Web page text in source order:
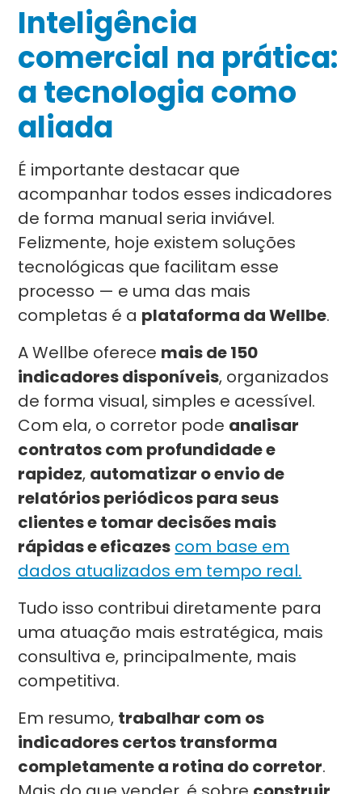
Inteligência
comercial na prática:
a tecnologia como
aliada
É importante destacar que
acompanhar todos esses indicadores
de forma manual seria inviável.
Felizmente, hoje existem soluções
tecnológicas que facilitam esse
processo — e uma das mais
completas é a plataforma da Wellbe.
A Wellbe oferece mais de 150
indicadores disponíveis, organizados
de forma visual, simples e acessível.
Com ela, o corretor pode analisar
contratos com profundidade e
rapidez, automatizar o envio de
relatórios periódicos para seus
clientes e tomar decisões mais
rápidas e eficazes com base em
dados atualizados em tempo real.
Tudo isso contribui diretamente para
uma atuação mais estratégica, mais
consultiva e, principalmente, mais
competitiva.
Em resumo, trabalhar com os
indicadores certos transforma
completamente a rotina do corretor.